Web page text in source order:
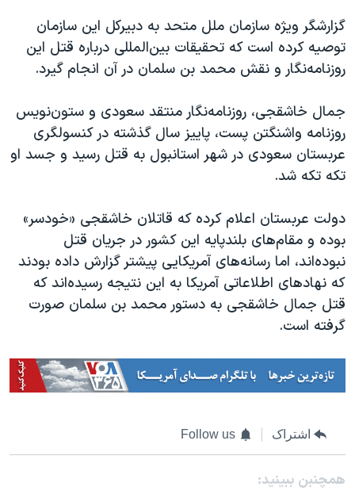
گزارشگر ویژه سازمان ملل متحد به دبیرکل این سازمان
توصیه کرده است که تحقیقات بین‌المللی درباره قتل این
روزنامه‌نگار و نقش محمد بن سلمان در آن انجام گیرد.
جمال خاشقجی، روزنامه‌نگار منتقد سعودی و ستون‌نویس
روزنامه واشنگتن‌ پست، پاییز سال گذشته در کنسولگری
عربستان سعودی در شهر استانبول به قتل رسید و جسد او
تکه تکه شد.
دولت عربستان اعلام کرده که قاتلان خاشقجی «خودسر»
بوده و مقام‌های بلندپایه این کشور در جریان قتل
نبوده‌اند، اما رسانه‌های آمریکایی پیشتر گزارش داده بودند
که نهادهای اطلاعاتی آمریکا به این نتیجه رسیده‌اند که
قتل جمال خاشقجی به دستور محمد بن سلمان صورت
گرفته است.
اشتراک Follow us
همچنبن ببینید: